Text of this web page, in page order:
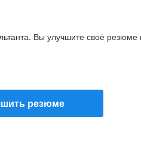
Вы улучшите своё
резюме